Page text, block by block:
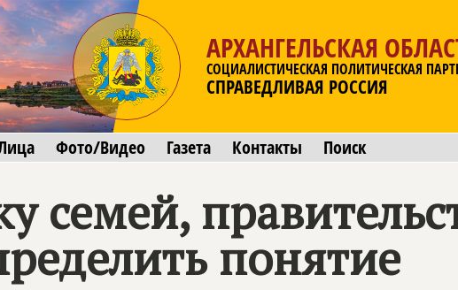
АРХАНГЕЛЬСКАЯ
СОЦИАЛИСТИЧЕСКАЯ ПОЛИТИЧЕСКАЯ
СПРАВЕДЛИВАЯ РОССИЯ
Фото/Видео Газета Контакты Поиск
семей,
понятие